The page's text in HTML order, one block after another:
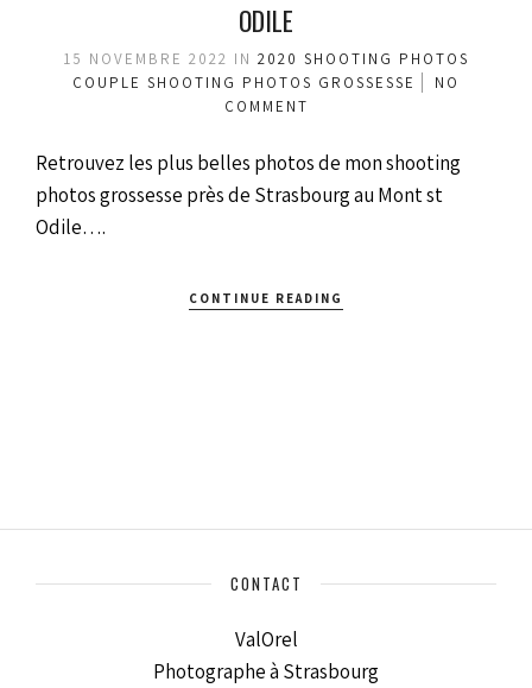
ODILE
15 NOVEMBRE 2022 IN 2020 SHOOTING PHOTOS
COUPLE SHOOTING PHOTOS GROSSESSE
NO
COMMENT
Retrouvez les plus belles photos de mon shooting
photos grossesse près de Strasbourg au Mont st
Odile….
CONTINUE READING
CONTACT
ValOrel
Photographe à Strasbourg